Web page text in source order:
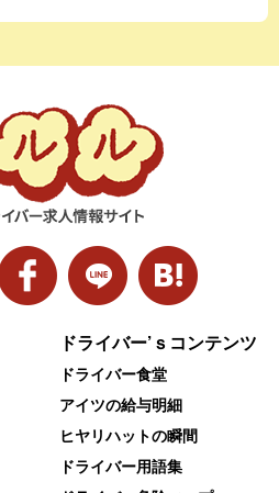
ドライバー’ｓコンテンツ
ドライバー食堂
アイツの給与明細
ヒヤリハットの瞬間
ドライバー用語集